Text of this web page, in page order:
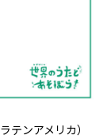
テンアメリカ）